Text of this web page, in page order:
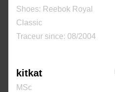
Shoes: Reebok Royal
Classic
Traceur since: 08/2004
kitkat
MSc